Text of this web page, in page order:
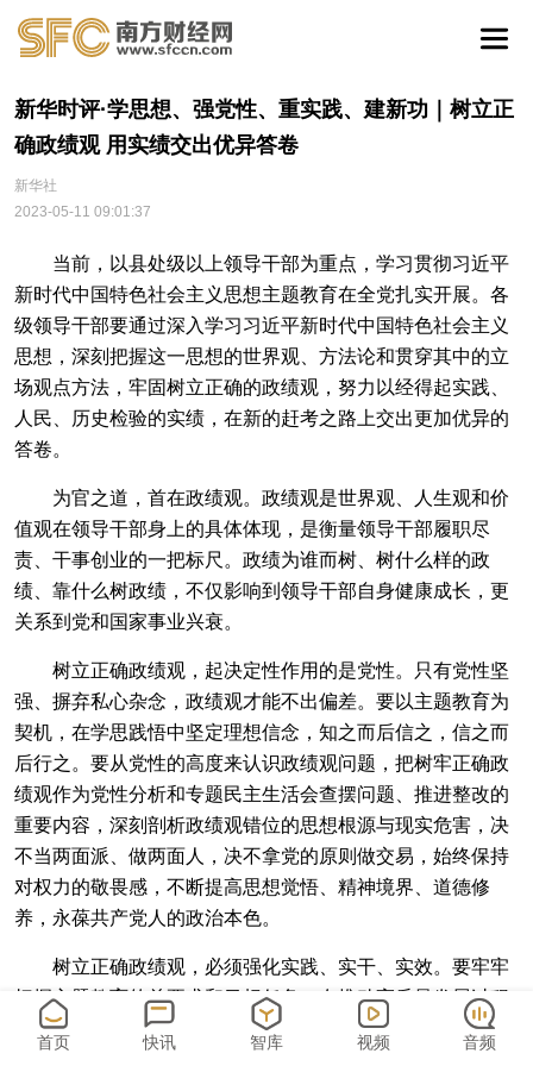
新华时评·学思想、强党性、重实践、建新功｜树立正
确政绩观 用实绩交出优异答卷
新华社
2023-05-11 09:01:37
当前，以县处级以上领导干部为重点，学习贯彻习近平
新时代中国特色社会主义思想主题教育在全党扎实开展。各
级领导干部要通过深入学习习近平新时代中国特色社会主义
思想，深刻把握这一思想的世界观、方法论和贯穿其中的立
场观点方法，牢固树立正确的政绩观，努力以经得起实践、
人民、历史检验的实绩，在新的赶考之路上交出更加优异的
答卷。
为官之道，首在政绩观。政绩观是世界观、人生观和价
值观在领导干部身上的具体体现，是衡量领导干部履职尽
责、干事创业的一把标尺。政绩为谁而树、树什么样的政
绩、靠什么树政绩，不仅影响到领导干部自身健康成长，更
关系到党和国家事业兴衰。
树立正确政绩观，起决定性作用的是党性。只有党性坚
强、摒弃私心杂念，政绩观才能不出偏差。要以主题教育为
契机，在学思践悟中坚定理想信念，知之而后信之，信之而
后行之。要从党性的高度来认识政绩观问题，把树牢正确政
绩观作为党性分析和专题民主生活会查摆问题、推进整改的
重要内容，深刻剖析政绩观错位的思想根源与现实危害，决
不当两面派、做两面人，决不拿党的原则做交易，始终保持
对权力的敬畏感，不断提高思想觉悟、精神境界、道德修
养，永葆共产党人的政治本色。
树立正确政绩观，必须强化实践、实干、实效。要牢牢
把握主题教育的总要求和目标任务，在推动高质量发展过程
中，处理好稳和进、立和破、虚和实、标和本、近和远的关
首页 快讯 智库 视频 音频